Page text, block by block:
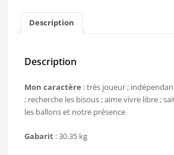
Description
Description
Mon caractère : très joueur ;
; recherche les bisous ; aime vivre libre ;
les ballons et notre présence
Gabarit: 30.35 kg